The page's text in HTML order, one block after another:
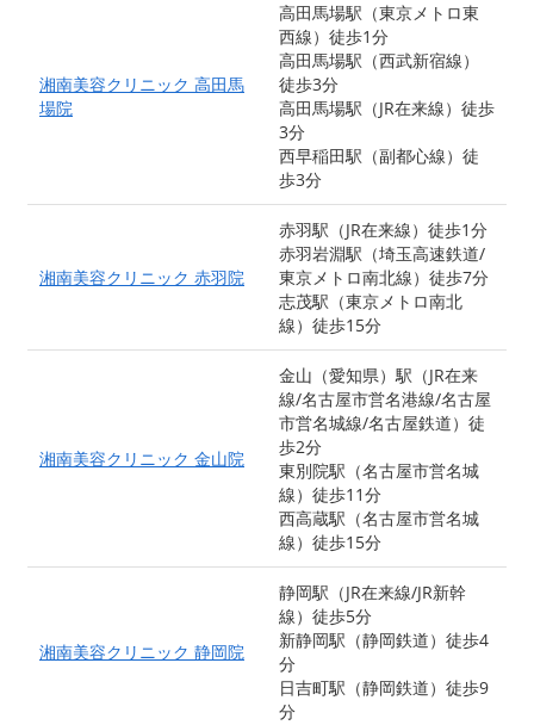
湘南美容クリニック 高田馬
場院
高田馬場駅（東京メトロ東
西線）徒歩1分
高田馬場駅（西武新宿線）
徒歩3分
高田馬場駅（JR在来線）徒歩
3分
西早稲田駅（副都心線）徒
歩3分
湘南美容クリニック 赤羽院
赤羽駅（JR在来線）徒歩1分
赤羽岩淵駅（埼玉高速鉄道/
東京メトロ南北線）徒歩7分
志茂駅（東京メトロ南北
線）徒歩15分
湘南美容クリニック 金山院
金山（愛知県）駅（JR在来
線/名古屋市営名港線/名古屋
市営名城線/名古屋鉄道）徒
歩2分
東別院駅（名古屋市営名城
線）徒歩11分
西高蔵駅（名古屋市営名城
線）徒歩15分
湘南美容クリニック 静岡院
静岡駅（JR在来線/JR新幹
線）徒歩5分
新静岡駅（静岡鉄道）徒歩4
分
日吉町駅（静岡鉄道）徒歩9
分